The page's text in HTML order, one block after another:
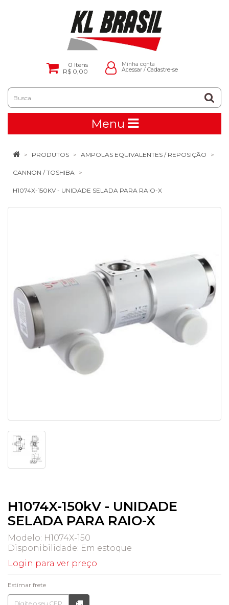
0 Itens
R$ 0,00
Minha conta
Acessar/ Cadastre-se
Menu
PRODUTOS AMPOLAS EQUIVALENTES / REPOSIÇÃO
CANNON / TOSHIBA
H1074X-150KV - UNIDADE SELADA PARA RAIO-X
H1074X-150kV - UNIDADE
SELADA PARA RAIO-X
Modelo: H1074X-150
Disponibilidade: Em estoque
Login para ver preço
Estimar frete